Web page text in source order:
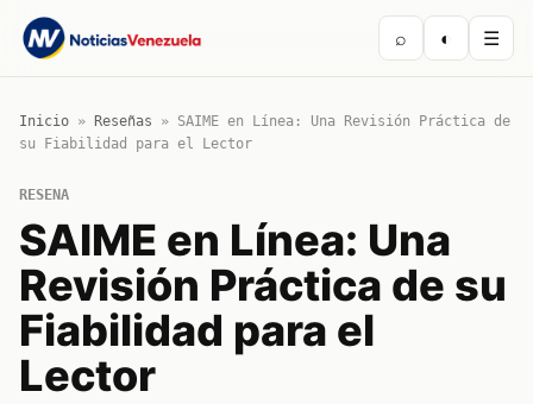
⌕ ◐ ☰
Inicio » Reseñas » SAIME en Línea: Una Revisión Práctica de
su Fiabilidad para el Lector
RESENA
SAIME en Línea: Una
Revisión Práctica de su
Fiabilidad para el
Lector